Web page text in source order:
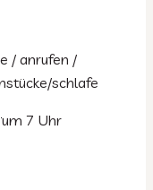
/ anrufen /
schlafe
um 7 Uhr